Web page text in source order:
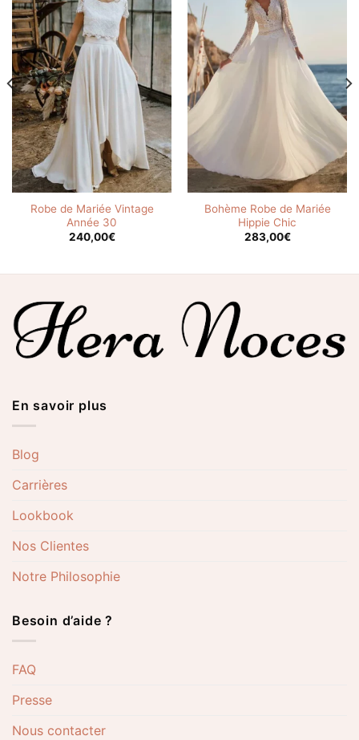
Robe de Mariée Vintage
Année 30
240,00€
Bohème Robe de Mariée
Hippie Chic
283,00€
En savoir plus
Blog
Carrières
Lookbook
Nos Clientes
Notre Philosophie
Besoin d’aide ?
FAQ
Presse
Nous contacter